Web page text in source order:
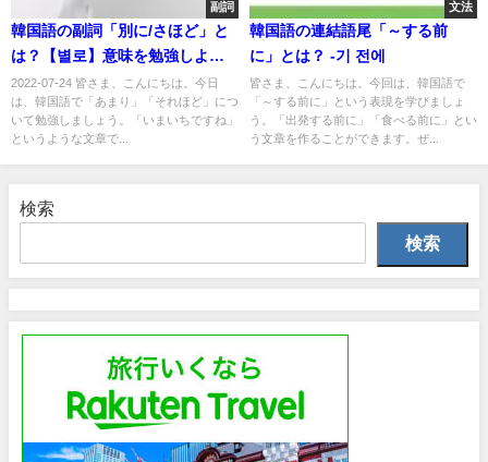
副詞
韓国語の副詞「別に/さほど」と
は？【별로】意味を勉強しよ
う！
2022-07-24 皆さま、こんにちは。今日
は、韓国語で「あまり」「それほど」につ
いて勉強しましょう。「いまいちですね」
というような文章で...
文法
韓国語の連結語尾「～する前
に」とは？ -기 전에
皆さま、こんにちは。今回は、韓国語で
「～する前に」という表現を学びましょ
う。「出発する前に」「食べる前に」とい
う文章を作ることができます。ぜ...
検索
検索